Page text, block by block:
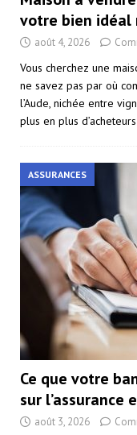
votre bien idéal
août 4, 2026
Vous cherchez une
ne savez pas par où
l’Aude, nichée entre
plus en plus
ASSURANCES
Ce que votre
sur l’assurance
août 3, 2026